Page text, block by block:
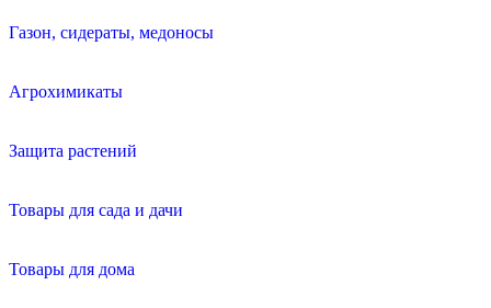
Газон, сидераты, медоносы
Агрохимикаты
Защита растений
Товары для сада и дачи
Товары для дома